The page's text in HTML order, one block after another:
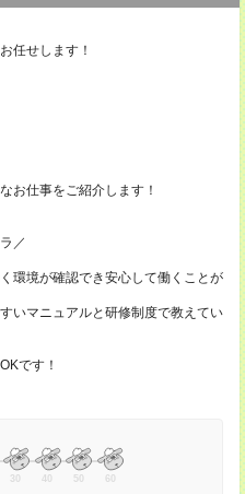
任せします！
お仕事をご紹介します！
／
環境が確認でき安心して働くことが
いマニュアルと研修制度で教えてい
です！
30 40 50 60